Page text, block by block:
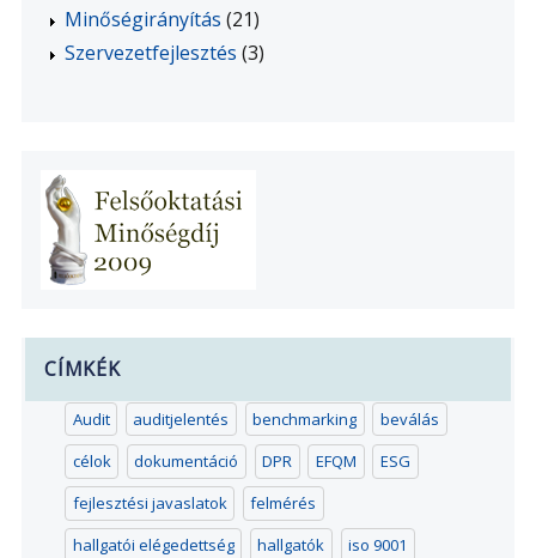
Minőségirányítás (21)
Szervezetfejlesztés (3)
CÍMKÉK
Audit auditjelentés benchmarking
beválás
célok
dokumentáció DPR EFQM
ESG
fejlesztési javaslatok
felmérés
hallgatói elégedettség
hallgatók
iso 9001